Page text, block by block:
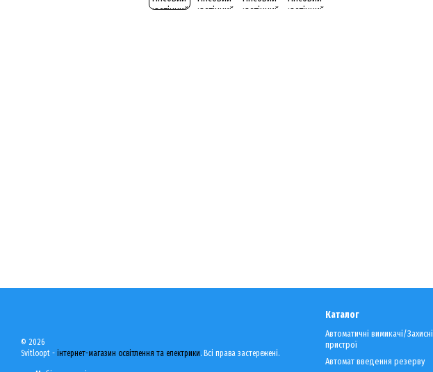
© 2026
Svitloopt - інтернет-магазин освітлення та електрики. Всі права застережені.
Каталог
Автоматичні вимикачі/Захисні
пристрої
Автомат введення резерву